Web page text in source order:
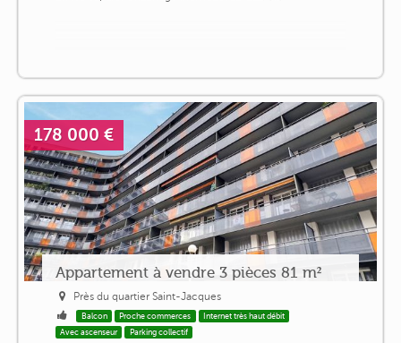
178 000 €
Appartement à vendre 3 pièces 81 m²
Près du quartier Saint-Jacques
Balcon Proche commerces
Internet très haut débit
Avec ascenseur
Parking collectif